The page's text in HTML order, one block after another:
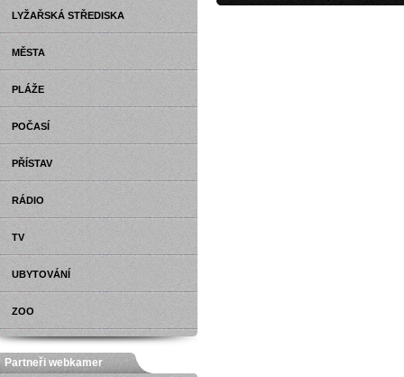
LYŽAŘSKÁ STŘEDISKA
MĚSTA
PLÁŽE
POČASÍ
PŘÍSTAV
RÁDIO
TV
UBYTOVÁNÍ
ZOO
Partneři webkamer